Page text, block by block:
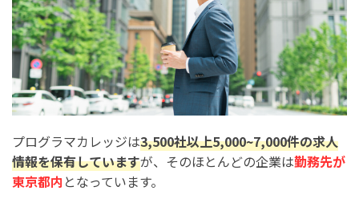
プログラマカレッジは3,500社以上5,000~7,000件の求人
情報を保有していますが、そのほとんどの企業は勤務先が
東京都内 となっています。